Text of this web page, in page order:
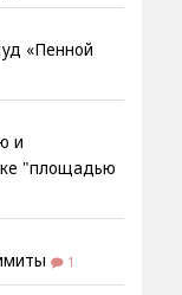
«Пенной
и
"площадью
1